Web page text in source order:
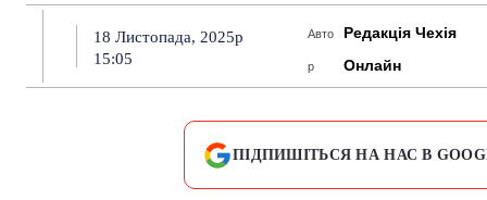
18 Листопада, 2025р
15:05
Авто
р
Редакція Чехія
Онлайн
ПІДПИШІТЬСЯ НА НАС В